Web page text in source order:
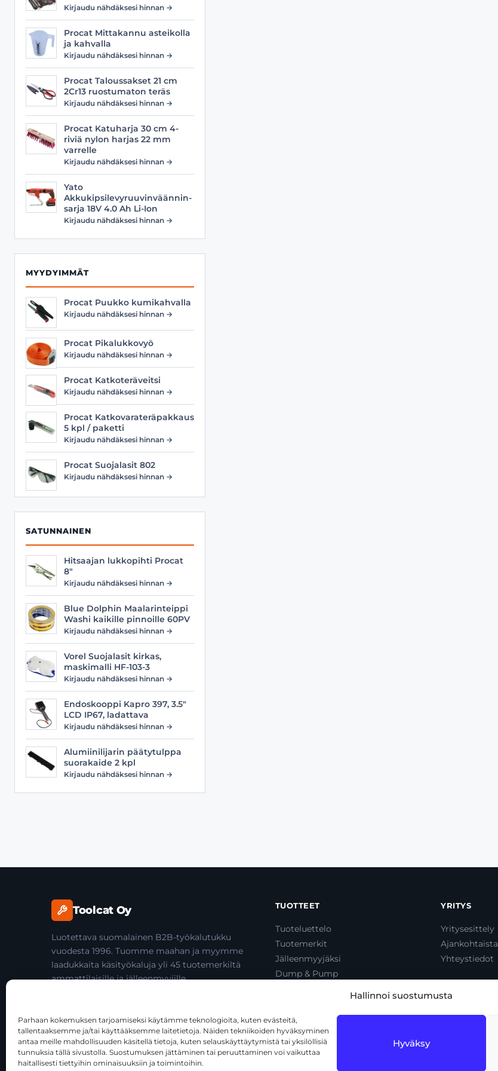
Hallinnoi suostumusta
Parhaan kokemuksen tarjoamiseksi käytämme teknologioita, kuten evästeitä,
tallentaaksemme ja/tai käyttääksemme laitetietoja. Näiden tekniikoiden hyväksyminen
antaa meille mahdollisuuden käsitellä tietoja, kuten selauskäyttäytymistä tai yksilöllisiä
tunnuksia tällä sivustolla. Suostumuksen jättäminen tai peruuttaminen voi vaikuttaa
haitallisesti tiettyihin ominaisuuksiin ja toimintoihin.
Hyväksy
Vyöt
Kirjaudu nähdäksesi hinnan →
Procat Mittakannu asteikolla
ja kahvalla
Kirjaudu nähdäksesi hinnan →
Procat Taloussakset 21 cm
2Cr13 ruostumaton teräs
Kirjaudu nähdäksesi hinnan →
Procat Katuharja 30 cm 4-
riviä nylon harjas 22 mm
varrelle
Kirjaudu nähdäksesi hinnan →
Yato
Akkukipsilevyruuvinväännin-
sarja 18V 4.0 Ah Li-Ion
Kirjaudu nähdäksesi hinnan →
MYYDYIMMÄT
Procat Puukko kumikahvalla
Kirjaudu nähdäksesi hinnan →
Procat Pikalukkovyö
Kirjaudu nähdäksesi hinnan →
Procat Katkoteräveitsi
Kirjaudu nähdäksesi hinnan →
Procat Katkovarateräpakkaus
5 kpl / paketti
Kirjaudu nähdäksesi hinnan →
Procat Suojalasit 802
Kirjaudu nähdäksesi hinnan →
SATUNNAINEN
Hitsaajan lukkopihti Procat
8"
Kirjaudu nähdäksesi hinnan →
Blue Dolphin Maalarinteippi
Washi kaikille pinnoille 60PV
Kirjaudu nähdäksesi hinnan →
Vorel Suojalasit kirkas,
maskimalli HF-103-3
Kirjaudu nähdäksesi hinnan →
Endoskooppi Kapro 397, 3.5"
LCD IP67, ladattava
Kirjaudu nähdäksesi hinnan →
Alumiinilijarin päätytulppa
suorakaide 2 kpl
Kirjaudu nähdäksesi hinnan →
Toolcat Oy
Luotettava suomalainen B2B-työkalutukku
vuodesta 1996. Tuomme maahan ja myymme
laadukkaita käsityökaluja yli 45 tuotemerkiltä
ammattilaisille ja jälleenmyyjille.
TUOTTEET
Tuoteluettelo
Tuotemerkit
Jälleenmyyjäksi
Dump & Pump
YRITYS
Yritysesittely
Ajankohtaista
Yhteystiedot
Tätä sivustoa suojaa reCAPTCHA, ja siihen sovelletaan Googlentietosuojakäytäntöä